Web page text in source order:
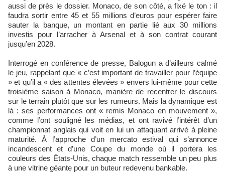
aussi de près le dossier. Monaco, de son côté, a fixé le ton : il
faudra sortir entre 45 et 55 millions d’euros pour espérer faire
sauter la banque, un montant en partie lié aux 30 millions
investis pour l’arracher à Arsenal et à son contrat courant
jusqu’en 2028.
Interrogé en conférence de presse, Balogun a d’ailleurs calmé
le jeu, rappelant que « c’est important de travailler pour l’équipe
» et qu’il a « des attentes élevées » envers lui-même pour cette
troisième saison à Monaco, manière de recentrer le discours
sur le terrain plutôt que sur les rumeurs. Mais la dynamique est
là : ses performances ont « remis Monaco en mouvement »,
comme l’ont souligné les médias, et ont ravivé l’intérêt d’un
championnat anglais qui voit en lui un attaquant arrivé à pleine
maturité. À l’approche d’un mercato estival qui s’annonce
incandescent et d’une Coupe du monde où il portera les
couleurs des États-Unis, chaque match ressemble un peu plus
à une vitrine géante pour un buteur redevenu bankable.